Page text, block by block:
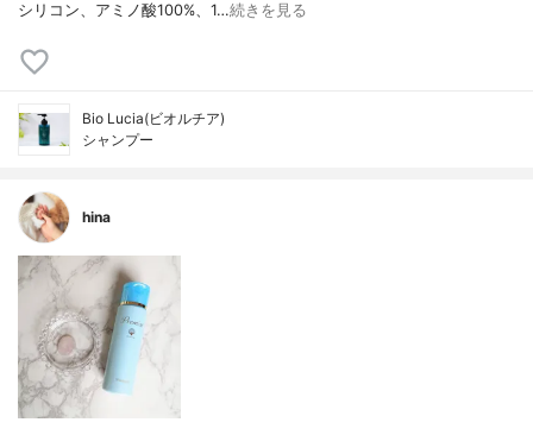
シリコン、アミノ酸100%、1…続きを見る
Bio Lucia(ビオルチア)
シャンプー
hina